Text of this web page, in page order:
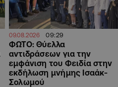
09.08.2026 09:29
ΦΩΤΟ: Θύελλα
αντιδράσεων για την
εμφάνιση του Φειδία στην
εκδήλωση μνήμης Ισαάκ-
Σολωμού